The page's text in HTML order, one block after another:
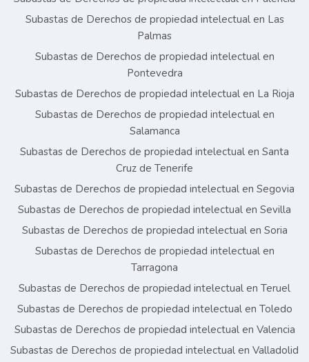
Subastas de Derechos de propiedad intelectual en Las
Palmas
Subastas de Derechos de propiedad intelectual en
Pontevedra
Subastas de Derechos de propiedad intelectual en La Rioja
Subastas de Derechos de propiedad intelectual en
Salamanca
Subastas de Derechos de propiedad intelectual en Santa
Cruz de Tenerife
Subastas de Derechos de propiedad intelectual en Segovia
Subastas de Derechos de propiedad intelectual en Sevilla
Subastas de Derechos de propiedad intelectual en Soria
Subastas de Derechos de propiedad intelectual en
Tarragona
Subastas de Derechos de propiedad intelectual en Teruel
Subastas de Derechos de propiedad intelectual en Toledo
Subastas de Derechos de propiedad intelectual en Valencia
Subastas de Derechos de propiedad intelectual en Valladolid